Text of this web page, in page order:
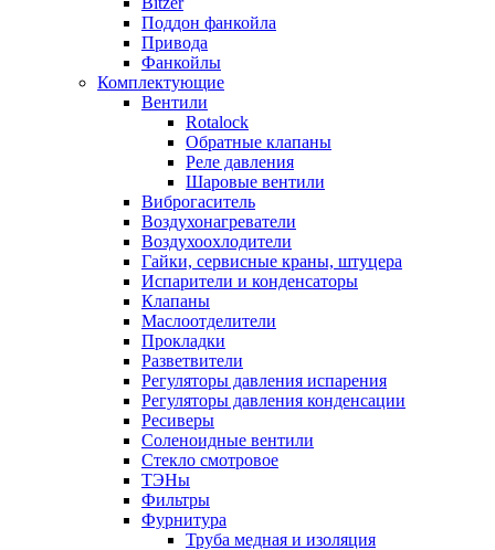
Поддон фанкойла
Привода
Фанкойлы
Комплектующие
Вентили
Rotalock
Обратные клапаны
Реле давления
Шаровые вентили
Виброгаситель
Воздухонагреватели
Воздухоохлодители
Гайки, сервисные краны, штуцера
Испарители и конденсаторы
Клапаны
Маслоотделители
Прокладки
Разветвители
Регуляторы давления испарения
Регуляторы давления конденсации
Ресиверы
Соленоидные вентили
Стекло смотровое
ТЭНы
Фильтры
Фурнитура
Труба медная и изоляция